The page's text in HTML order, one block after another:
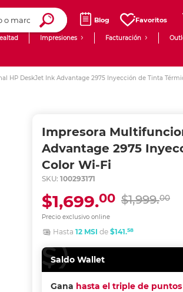
Blog Favoritos
Impresiones Facturación
HP DeskJet Ink Advantage 2975 Inyección de Tinta
Impresora
Advantage 2975
Color Wi-Fi
SKU: 100293171
Precio exclusivo online
$1,999.00
$1,699.00
Hasta 12 MSI de $141.58
Saldo Wallet
Gana hasta el triple de puntos